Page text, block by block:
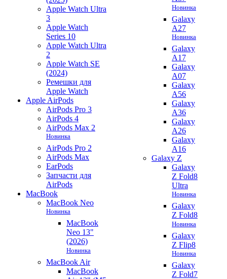
Apple Watch Ultra
3
Apple Watch
Series 10
Apple Watch Ultra
2
Apple Watch SE
(2024)
Ремешки для
Apple Watch
Apple AirPods
AirPods Pro 3
AirPods 4
AirPods Max 2
Новинка
AirPods Pro 2
AirPods Max
EarPods
Запчасти для
AirPods
MacBook
MacBook Neo
Новинка
MacBook
Neo 13"
(2026)
Новинка
MacBook Air
MacBook
Новинка
Galaxy
A27
Новинка
Galaxy
A17
Galaxy
A07
Galaxy
A56
Galaxy
A36
Galaxy
A26
Galaxy
A16
Galaxy Z
Galaxy
Z Fold8
Ultra
Новинка
Galaxy
Z Fold8
Новинка
Galaxy
Z Flip8
Новинка
Galaxy
Z Fold7